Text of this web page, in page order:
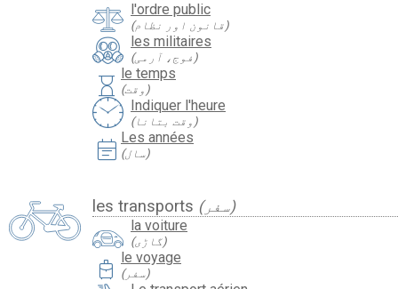
l'ordre public
(قانون اور نظام)
les militaires
(فوج، آرمی)
hourglass le temps
(وقت)
Indiquer l'heure
(وقت بتانا)
event_note Les années
(سال)
les transports (سفر)
la voiture
(گاڑی)
travel_luggage_and_bags le voyage
(سفر)